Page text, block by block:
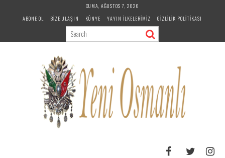
CUMA, AĞUSTOS 7, 2026
ABONE OL
BIZE ULAŞIN KÜNYE YAYIN İLKELERIMIZ GIZLILIK POLITIKASI